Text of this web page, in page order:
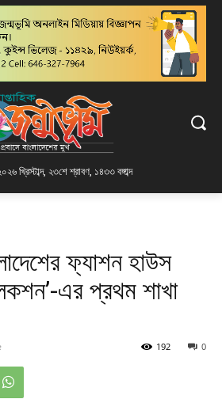
খ্রিস্টাব্দ, ২৩শে শ্রাবণ, ১৪৩৩ বঙ্গাব্দ
ফ্যাশন হাউস
এর প্রথম শাখা
0
192